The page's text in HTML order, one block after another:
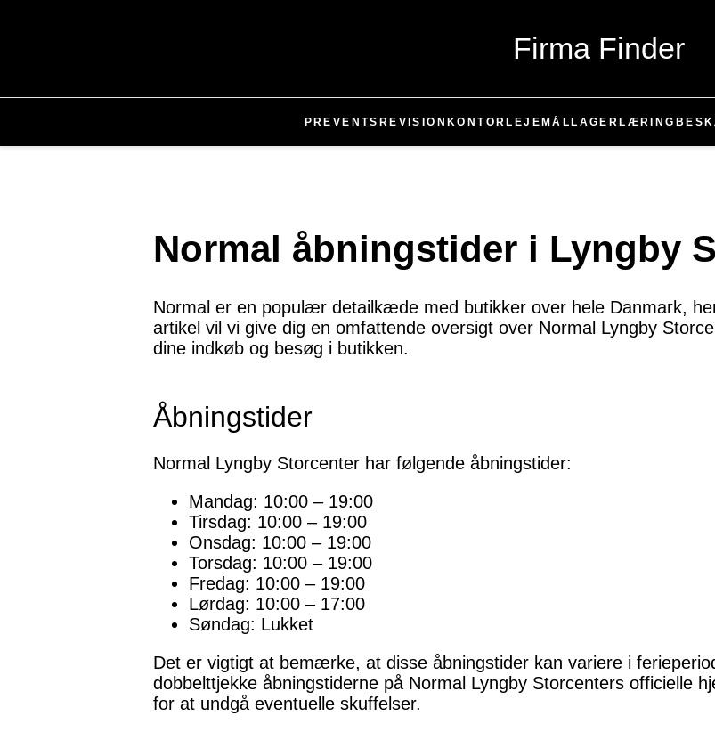
Firma Finder
PR EVENTS REVISION KONTOR LEJEMÅL LAGER LÆRING
Normal åbningstider i Lyngby
Normal er en populær detailkæde med butikker over hele Danmark,
artikel vil vi give dig en omfattende oversigt over Normal Lyngby
dine indkøb og besøg i butikken.
Åbningstider
Normal Lyngby Storcenter har følgende åbningstider:
Mandag: 10:00 – 19:00
Tirsdag: 10:00 – 19:00
Onsdag: 10:00 – 19:00
Torsdag: 10:00 – 19:00
Fredag: 10:00 – 19:00
Lørdag: 10:00 – 17:00
Søndag: Lukket
Det er vigtigt at bemærke, at disse åbningstider kan variere i
dobbelttjekke åbningstiderne på Normal Lyngby Storcenters officielle
for at undgå eventuelle skuffelser.